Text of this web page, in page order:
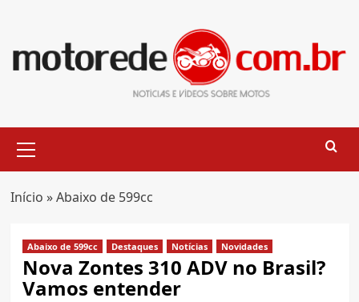
content
Menu
Início »Abaixo de 599cc
Abaixo de 599cc Destaques Notícias Novidades
Nova Zontes 310 ADV no Brasil?
Vamos entender